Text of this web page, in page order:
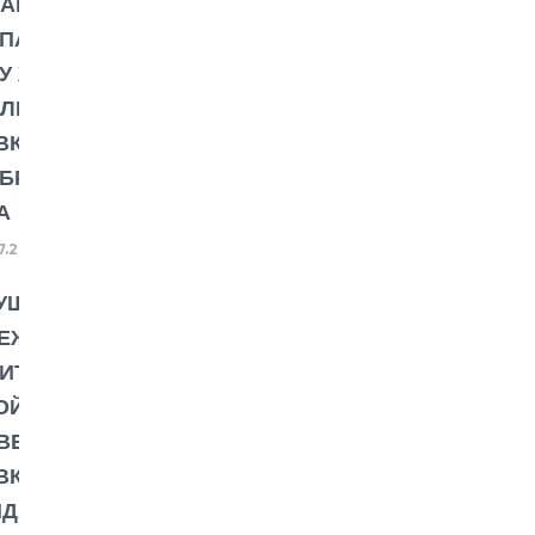
ЖДАТЬ
ЦБ В
2025
ЦБ